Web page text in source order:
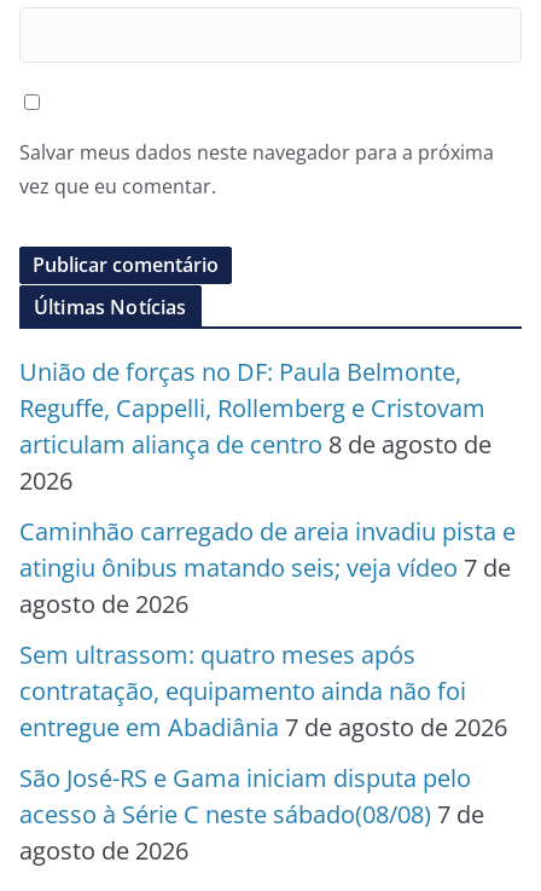
Salvar meus dados neste navegador para a próxima
vez que eu comentar.
Últimas Notícias
União de forças no DF: Paula Belmonte,
Reguffe, Cappelli, Rollemberg e Cristovam
articulam aliança de centro 8 de agosto de
2026
Caminhão carregado de areia invadiu pista e
atingiu ônibus matando seis; veja vídeo 7 de
agosto de 2026
Sem ultrassom: quatro meses após
contratação, equipamento ainda não foi
entregue em Abadiânia 7 de agosto de 2026
São José-RS e Gama iniciam disputa pelo
acesso à Série C neste sábado(08/08) 7 de
agosto de 2026